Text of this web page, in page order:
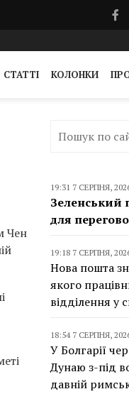
СТАТТІ КОЛОНКИ
Чен
19:31 7 СЕРПНЯ,
Зеленський
для
19:18 7 СЕРПНЯ,
Нова пошта
якого
відділення у
18:54 7 СЕРПНЯ,
У Болгарії
Дунаю з-під
давній